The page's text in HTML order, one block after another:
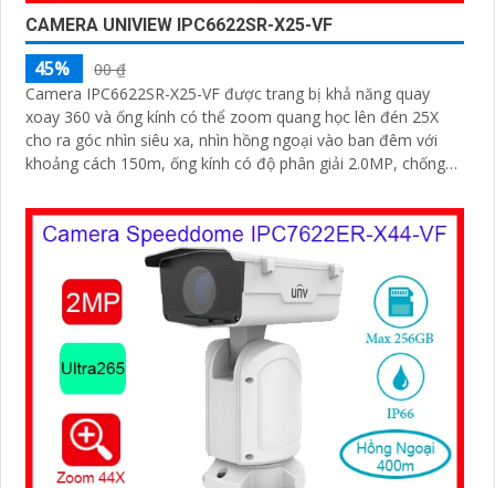
CAMERA UNIVIEW IPC6622SR-X25-VF
45%
00 ₫
Camera IPC6622SR-X25-VF được trang bị khả năng quay
xoay 360 và ống kính có thể zoom quang học lên đén 25X
cho ra góc nhìn siêu xa, nhìn hồng ngoại vào ban đêm với
khoảng cách 150m, ống kính có độ phân giải 2.0MP, chống